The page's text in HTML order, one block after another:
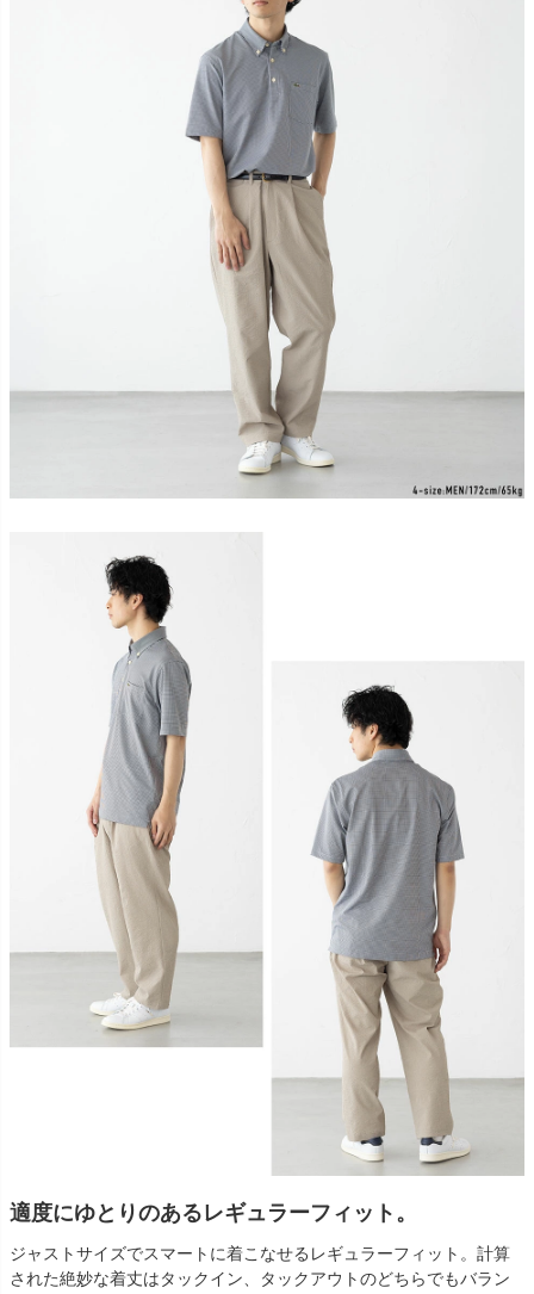
適度にゆとりのあるレギュラーフィット。
ジャストサイズでスマートに着こなせるレギュラーフィット。計算
された絶妙な着丈はタックイン、タックアウトのどちらでもバラン